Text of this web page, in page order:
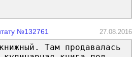
№132761 27.08.2016
Там продавалась